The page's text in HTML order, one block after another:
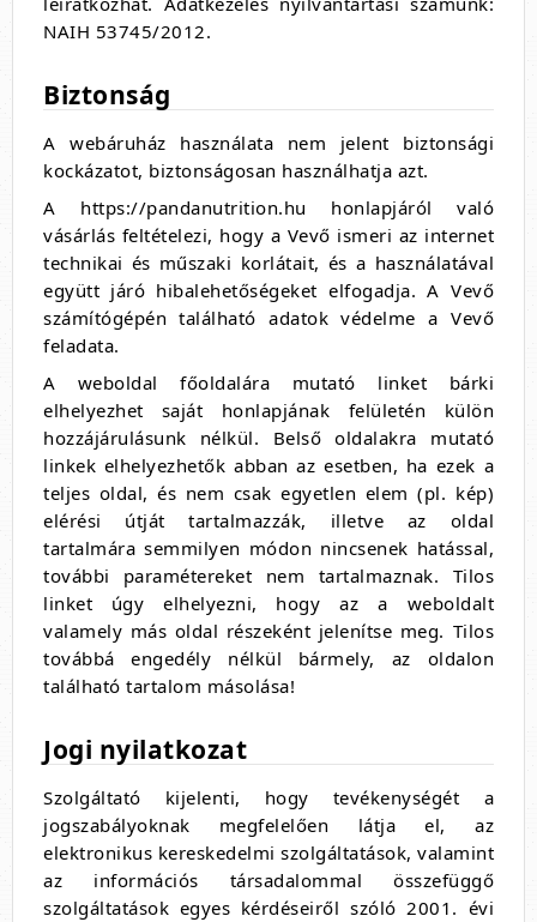
NAIH 53745/2012.
Biztonság
A webáruház használata nem jelent biztonsági
kockázatot, biztonságosan használhatja azt.
A https://pandanutrition.hu honlapjáról való
vásárlás feltételezi, hogy a Vevő ismeri az internet
technikai és műszaki korlátait, és a használatával
együtt járó hibalehetőségeket elfogadja. A Vevő
számítógépén található adatok védelme a Vevő
feladata.
A weboldal főoldalára mutató linket bárki
elhelyezhet saját honlapjának felületén külön
hozzájárulásunk nélkül. Belső oldalakra mutató
linkek elhelyezhetők abban az esetben, ha ezek a
teljes oldal, és nem csak egyetlen elem (pl. kép)
elérési útját tartalmazzák, illetve az oldal
tartalmára semmilyen módon nincsenek hatással,
további paramétereket nem tartalmaznak. Tilos
linket úgy elhelyezni, hogy az a weboldalt
valamely más oldal részeként jelenítse meg. Tilos
továbbá engedély nélkül bármely, az oldalon
található tartalom másolása!
Jogi nyilatkozat
Szolgáltató kijelenti, hogy tevékenységét a
jogszabályoknak megfelelően látja el, az
elektronikus kereskedelmi szolgáltatások, valamint
az információs társadalommal összefüggő
szolgáltatások egyes kérdéseiről szóló 2001. évi